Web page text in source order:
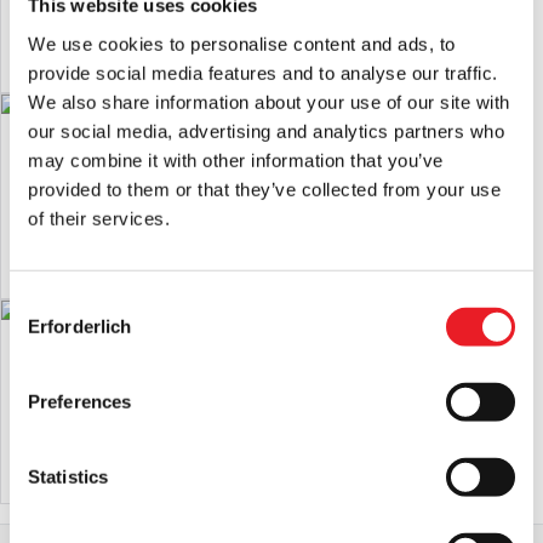
This website uses cookies
We use cookies to personalise content and ads, to
provide social media features and to analyse our traffic.
We also share information about your use of our site with
our social media, advertising and analytics partners who
may combine it with other information that you’ve
provided to them or that they’ve collected from your use
of their services.
Consent
Selection
Erforderlich
Preferences
Statistics
Splittermaske
65.00
IN DEN WARENKORB LEGEN
Hexenmaske mit Kapuze - Weiß
£84.95
Die Wraith-Maske
PRODUKT ANSEHEN